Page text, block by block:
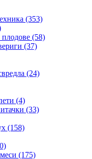
(353)
плодове (58)
(37)
(24)
(4)
(33)
(158)
(175)